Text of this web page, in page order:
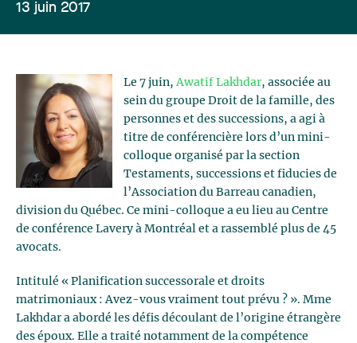
13 juin 2017
Le 7 juin,Awatif Lakhdar, associée au
sein du groupe Droit de la famille, des
personnes et des successions, a agi à
titre de conférencière lors d’un mini-
colloque organisé par la section
Testaments, successions et fiducies de
l’Association du Barreau canadien,
division du Québec. Ce mini-colloque a eu lieu au Centre
de conférence Lavery à Montréal et a rassemblé plus de 45
avocats.
Intitulé « Planification successorale et droits
matrimoniaux : Avez-vous vraiment tout prévu ? ». Mme
Lakhdar a abordé les défis découlant de l’origine étrangère
des époux. Elle a traité notamment de la compétence